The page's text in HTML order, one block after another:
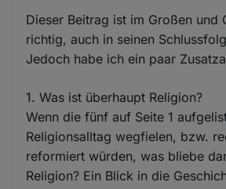
Dieser Beitrag ist im Großen und
richtig, auch in seinen
Jedoch habe ich ein paar
1. Was ist überhaupt Religion?
Wenn die fünf auf Seite 1
Religionsalltag wegfielen, bzw.
reformiert würden, was bliebe
Religion? Ein Blick in die